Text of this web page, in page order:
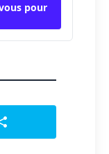
pour